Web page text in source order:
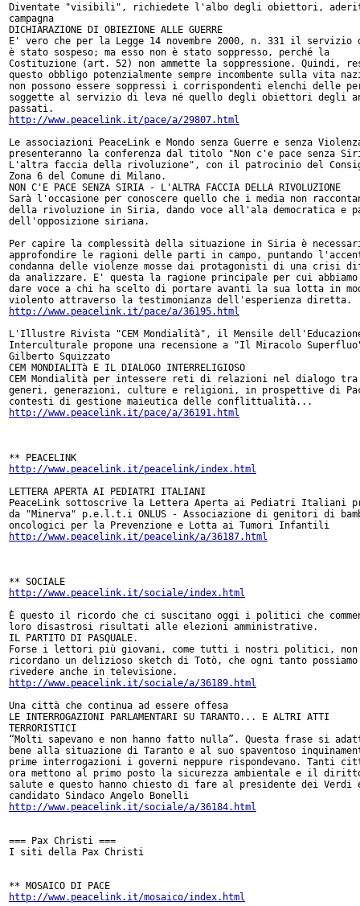
Diventate "visibili", richiedete l'albo degli obiettori,
campagna
DICHIARAZIONE DI OBIEZIONE ALLE GUERRE
E' vero che per la Legge 14 novembre 2000, n. 331 il servizio
è stato sospeso; ma esso non è stato soppresso, perché la
Costituzione (art. 52) non ammette la soppressione. Quindi,
questo obbligo potenzialmente sempre incombente sulla vita
non possono essere soppressi i corrispondenti elenchi delle
soggette al servizio di leva né quello degli obiettori degli
http://www.peacelink.it/pace/a/29807.html
Le associazioni PeaceLink e Mondo senza Guerre e senza
presenteranno la conferenza dal titolo "Non c'e pace senza
L'altra faccia della rivoluzione", con il patrocinio del
Zona 6 del Comune di Milano.
NON C'E PACE SENZA SIRIA - L'ALTRA FACCIA DELLA RIVOLUZIONE
Sarà l'occasione per conoscere quello che i media non
della rivoluzione in Siria, dando voce all'ala democratica e
dell'opposizione siriana.
Per capire la complessità della situazione in Siria è
approfondire le ragioni delle parti in campo, puntando
condanna delle violenze mosse dai protagonisti di una crisi
da analizzare. E' questa la ragione principale per cui
dare voce a chi ha scelto di portare avanti la sua lotta in
http://www.peacelink.it/pace/a/36195.html
L'Illustre Rivista "CEM Mondialità", il Mensile
Interculturale propone una recensione a "Il Miracolo
Gilberto Squizzato
CEM MONDIALITà E IL DIALOGO INTERRELIGIOSO
CEM Mondialità per intessere reti di relazioni nel dialogo tra
generi, generazioni, culture e religioni, in prospettive di
http://www.peacelink.it/pace/a/36191.html
** PEACELINK
http://www.peacelink.it/peacelink/index.html
LETTERA APERTA AI PEDIATRI ITALIANI
PeaceLink sottoscrive la Lettera Aperta ai Pediatri Italiani
da "Minerva" p.e.l.t.i ONLUS - Associazione di genitori di
http://www.peacelink.it/peacelink/a/36187.html
** SOCIALE
http://www.peacelink.it/sociale/index.html
È questo il ricordo che ci suscitano oggi i politici che
loro disastrosi risultati alle elezioni amministrative.
IL PARTITO DI PASQUALE.
Forse i lettori più giovani, come tutti i nostri politici,
ricordano un delizioso sketch di Totò, che ogni tanto possiamo
http://www.peacelink.it/sociale/a/36189.html
Una città che continua ad essere offesa
LE INTERROGAZIONI PARLAMENTARI SU TARANTO... E ALTRI ATTI
TERRORISTICI
“Molti sapevano e non hanno fatto nulla”. Questa frase si
bene alla situazione di Taranto e al suo spaventoso
prime interrogazioni i governi neppure rispondevano. Tanti
ora mettono al primo posto la sicurezza ambientale e il
salute e questo hanno chiesto di fare al presidente dei Verdi
http://www.peacelink.it/sociale/a/36184.html
=== Pax Christi ===
I siti della Pax Christi
** MOSAICO DI PACE
http://www.peacelink.it/mosaico/index.html